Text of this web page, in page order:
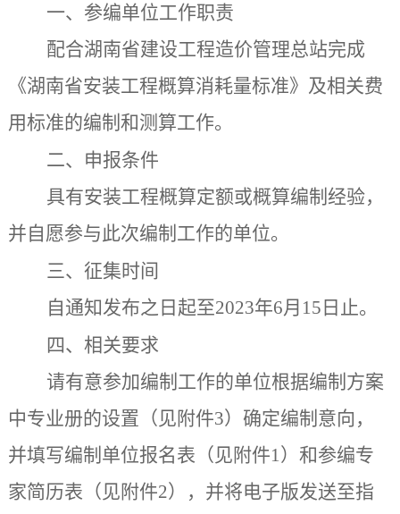
一、参编单位工作职责
配合湖南省建设工程造价管理总站完成
《湖南省安装工程概算消耗量标准》及相关费
用标准的编制和测算工作。
二、申报条件
具有安装工程概算定额或概算编制经验，
并自愿参与此次编制工作的单位。
三、征集时间
自通知发布之日起至2023年6月15日止。
四、相关要求
请有意参加编制工作的单位根据编制方案
中专业册的设置（见附件3）确定编制意向，
并填写编制单位报名表（见附件1）和参编专
家简历表（见附件2），并将电子版发送至指